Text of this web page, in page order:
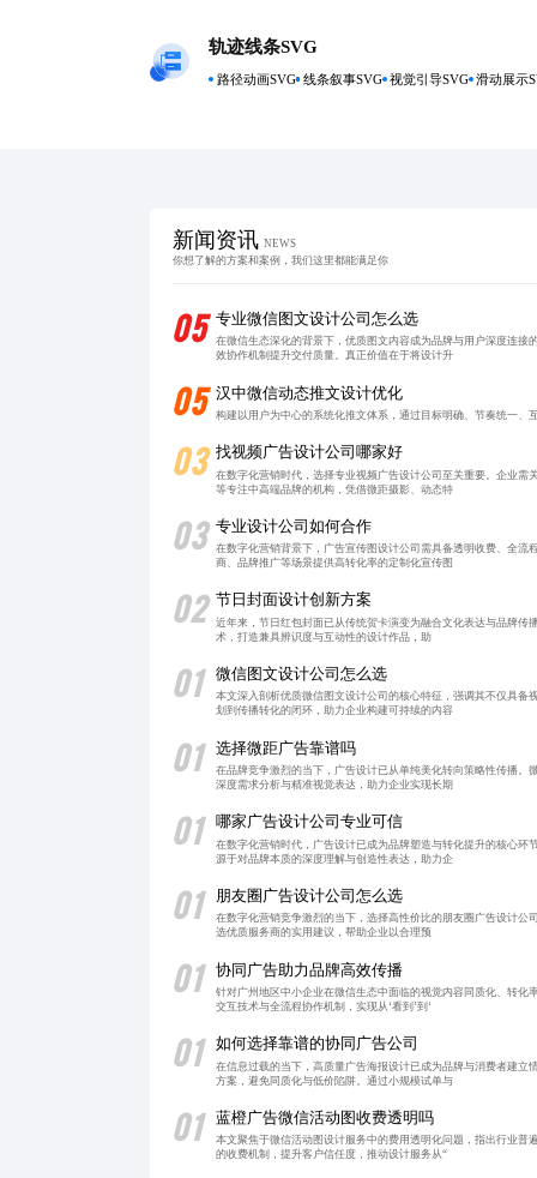
轨迹线条SVG
路径动画SVG 线条叙事SVG 视觉引导SVG 滑动展示
新闻资讯 NEWS
你想了解的方案和案例，我们这里都能满足你
05 专业微信图文设计公司怎么选
在微信生态深化的背景下，优质图文内容成为品牌与用户深度连
效协作机制提升交付质量。真正价值在于将设计升
05 汉中微信动态推文设计优化
构建以用户为中心的系统化推文体系，通过目标明确、节奏统一
03 找视频广告设计公司哪家好
在数字化营销时代，选择专业视频广告设计公司至关重要。企业
等专注中高端品牌的机构，凭借微距摄影、动态特
03 专业设计公司如何合作
在数字化营销背景下，广告宣传图设计公司需具备透明收费、全
商、品牌推广等场景提供高转化率的定制化宣传图
02 节日封面设计创新方案
近年来，节日红包封面已从传统贺卡演变为融合文化表达与品牌传
术，打造兼具辨识度与互动性的设计作品，助
01 微信图文设计公司怎么选
本文深入剖析优质微信图文设计公司的核心特征，强调其不仅具
划到传播转化的闭环，助力企业构建可持续的内容
01 选择微距广告靠谱吗
在品牌竞争激烈的当下，广告设计已从单纯美化转向策略性传播
深度需求分析与精准视觉表达，助力企业实现长期
01 哪家广告设计公司专业可信
在数字化营销时代，广告设计已成为品牌塑造与转化提升的核心
源于对品牌本质的深度理解与创造性表达，助力企
01 朋友圈广告设计公司怎么选
在数字化营销竞争激烈的当下，选择高性价比的朋友圈广告设计公
选优质服务商的实用建议，帮助企业以合理预
01 协同广告助力品牌高效传播
针对广州地区中小企业在微信生态中面临的视觉内容同质化、转
交互技术与全流程协作机制，实现从‘看到’到‘
01 如何选择靠谱的协同广告公司
在信息过载的当下，高质量广告海报设计已成为品牌与消费者建
方案，避免同质化与低价陷阱。通过小规模试单与
01 蓝橙广告微信活动图收费透明吗
本文聚焦于微信活动图设计服务中的费用透明化问题，指出行业
的收费机制，提升客户信任度，推动设计服务从“